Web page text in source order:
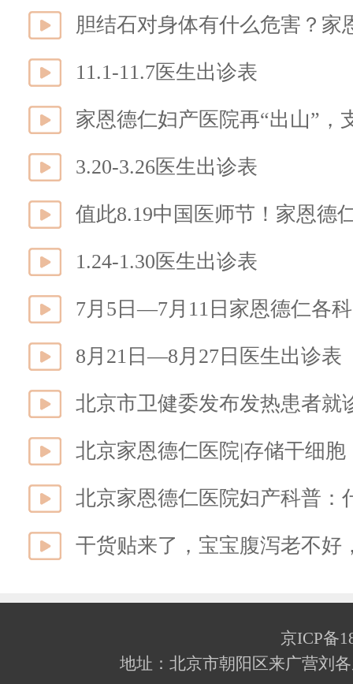
胆结石对身体有什么危害？家
11.1-11.7医生出诊表
家恩德仁妇产医院再“出山”
3.20-3.26医生出诊表
值此8.19中国医师节！家恩德
1.24-1.30医生出诊表
7月5日—7月11日家恩德仁各
8月21日—8月27日医生出诊表
北京市卫健委发布发热患者就
北京家恩德仁医院|存储干细
北京家恩德仁医院妇产科普：
干货贴来了，宝宝腹泻老不好
京ICP备
地址：北京市朝阳区来广营刘